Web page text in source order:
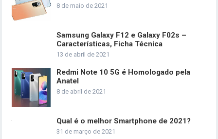
8 de maio de 2021
Samsung Galaxy F12 e Galaxy F02s –
Características, Ficha Técnica
13 de abril de 2021
Redmi Note 10 5G é Homologado pela
Anatel
8 de abril de 2021
Qual é o melhor Smartphone de 2021?
31 de março de 2021